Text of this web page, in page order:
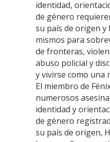
identidad,
de género
su país de origen y
mismos para
de fronteras,
abuso policial y
y vivirse como una
El miembro de
numerosos
identidad y
de género
su país de origen,